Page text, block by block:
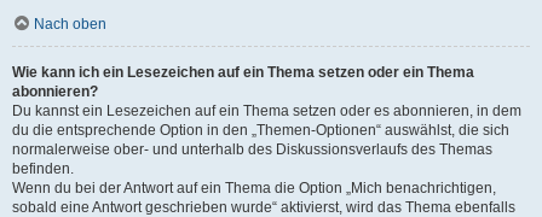
Nach oben
Wie kann ich ein Lesezeichen auf ein Thema setzen oder ein Thema
abonnieren?
Du kannst ein Lesezeichen auf ein Thema setzen oder es abonnieren, in dem
du die entsprechende Option in den „Themen-Optionen“ auswählst, die sich
normalerweise ober- und unterhalb des Diskussionsverlaufs des Themas
befinden.
Wenn du bei der Antwort auf ein Thema die Option „Mich benachrichtigen,
sobald eine Antwort geschrieben wurde“ aktivierst, wird das Thema ebenfalls